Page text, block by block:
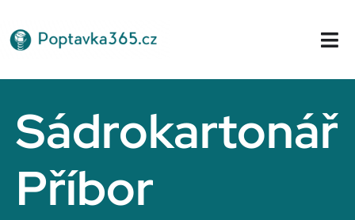
na
obsah
Sádrokartonář
Příbor